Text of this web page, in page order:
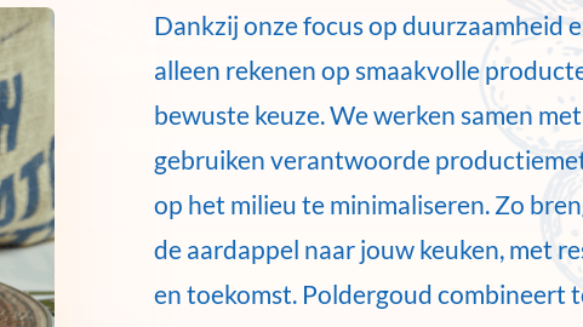
Dankzij onze focus op duurzaamheid
alleen rekenen op smaakvolle
bewuste keuze. We werken samen
gebruiken verantwoorde
op het milieu te minimaliseren. Zo
de aardappel naar jouw keuken, met
en toekomst. Poldergoud combineert